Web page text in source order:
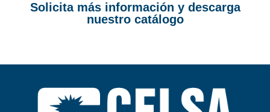
Solicita más información y descarga
nuestro catálogo